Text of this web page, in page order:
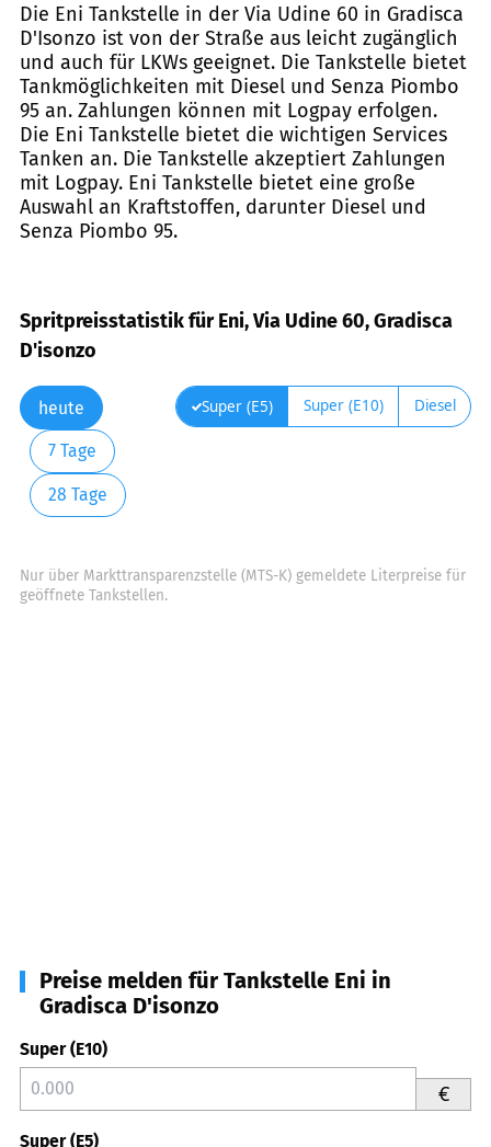
Die Eni Tankstelle in der Via Udine 60 in Gradisca
D'Isonzo ist von der Straße aus leicht zugänglich
und auch für LKWs geeignet. Die Tankstelle bietet
Tankmöglichkeiten mit Diesel und Senza Piombo
95 an. Zahlungen können mit Logpay erfolgen.
Die Eni Tankstelle bietet die wichtigen Services
Tanken an. Die Tankstelle akzeptiert Zahlungen
mit Logpay. Eni Tankstelle bietet eine große
Auswahl an Kraftstoffen, darunter Diesel und
Senza Piombo 95.
Spritpreisstatistik für Eni, Via Udine 60, Gradisca
D'isonzo
heute
7 Tage
28 Tage
Super (E5) Super (E10) Diesel
Nur über Markttransparenzstelle (MTS-K) gemeldete Literpreise für
geöffnete Tankstellen.
Preise melden für Tankstelle Eni in
Gradisca D'isonzo
Super (E10)
€
Super (E5)